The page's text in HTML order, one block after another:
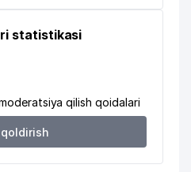
statistikasi
qilish qoidalari
qoldirish